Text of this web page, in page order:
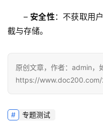
– 安全性：不获取用
截与存储。
原创文章，作者：admin，
https://www.doc200.com/
专题测试